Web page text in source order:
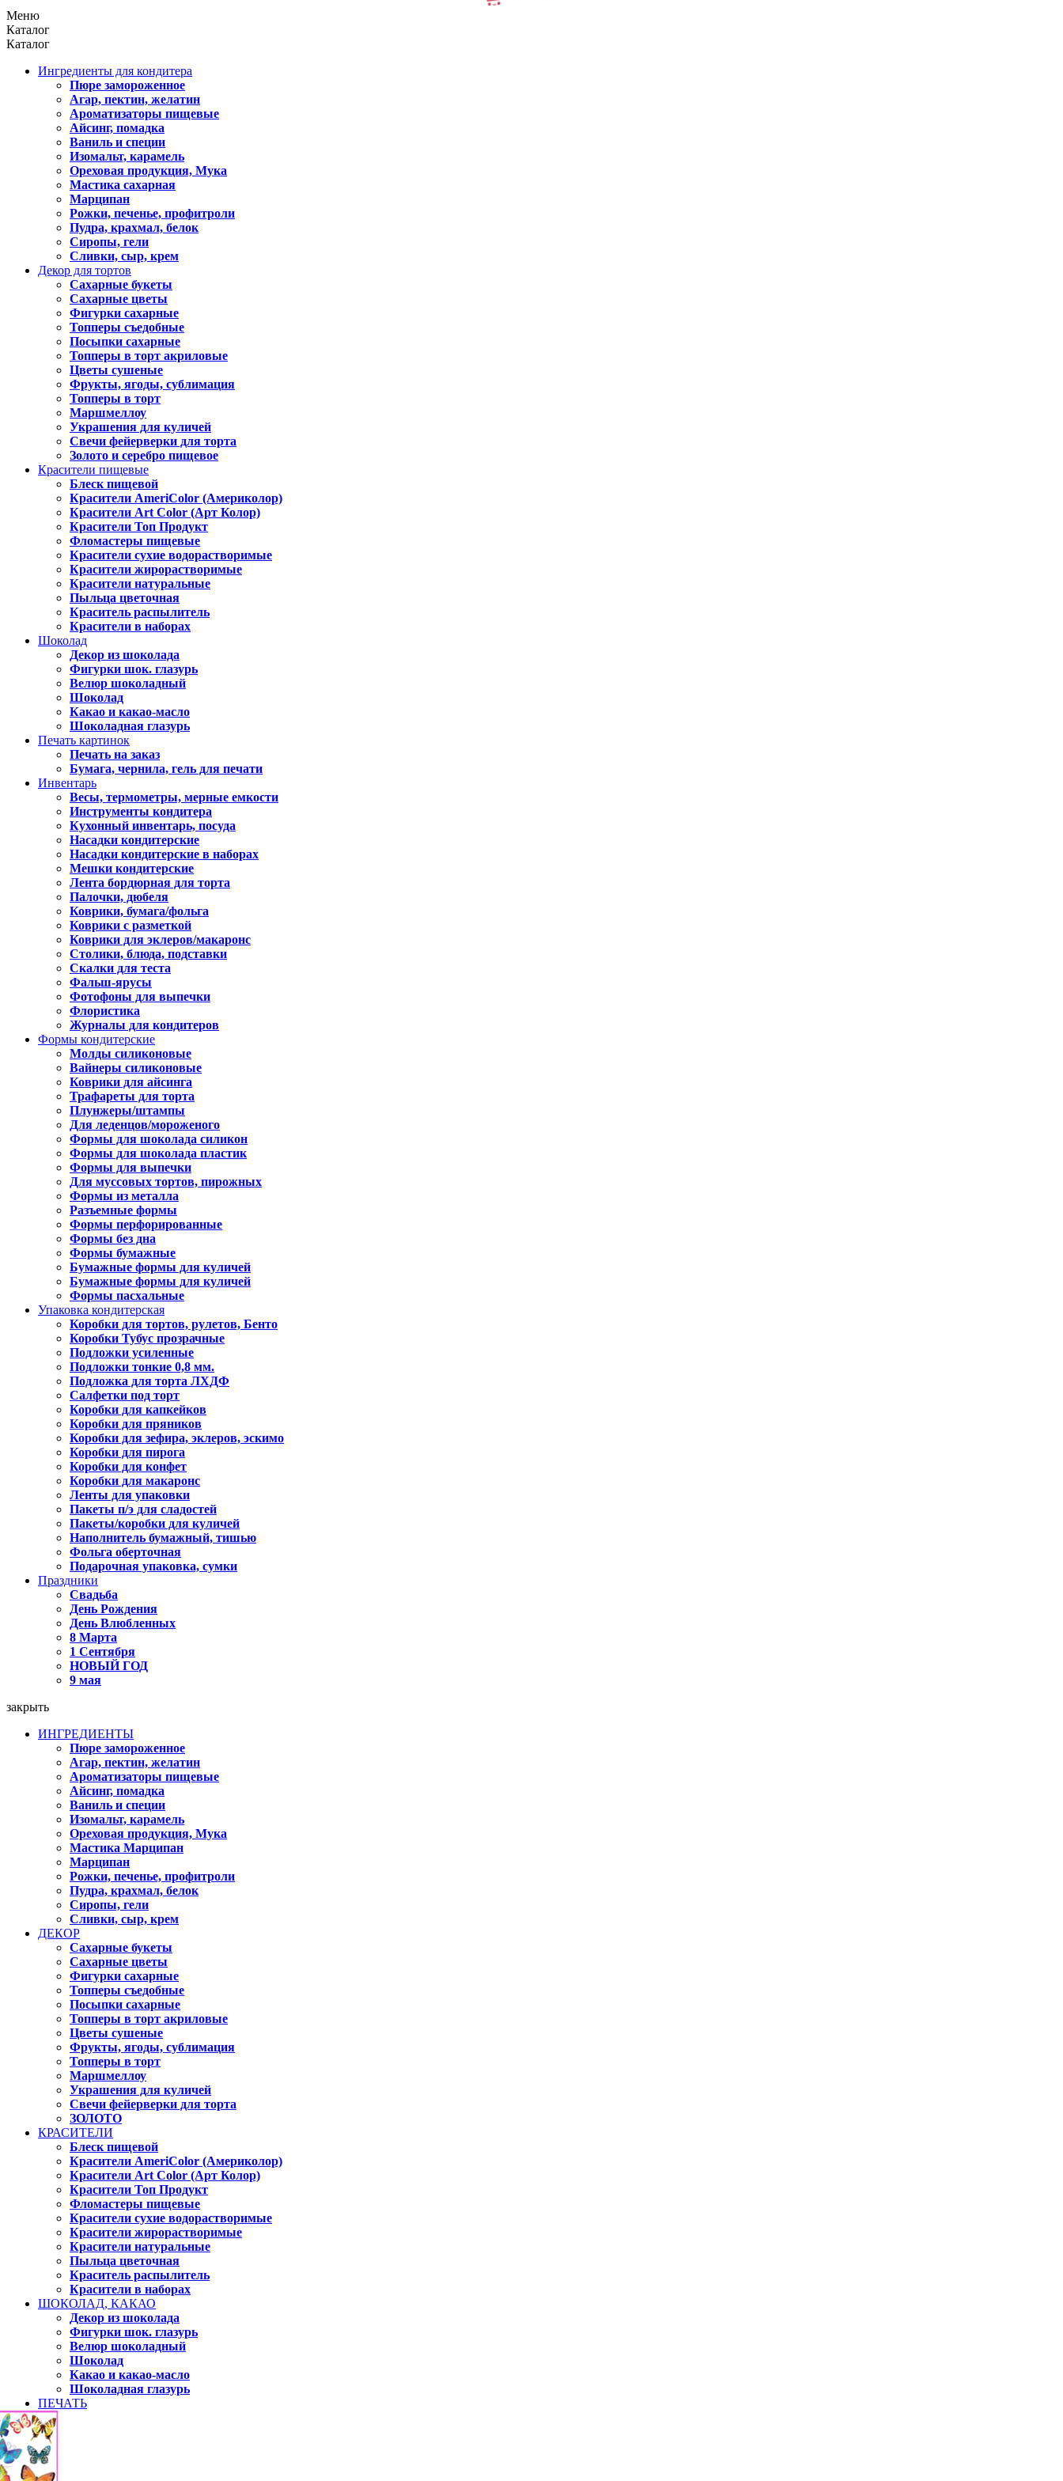
Меню
Каталог
Каталог
Ингредиенты для кондитера
Пюре замороженное
Агар, пектин, желатин
Ароматизаторы пищевые
Айсинг, помадка
Ваниль и специи
Изомальт, карамель
Ореховая продукция, Мука
Мастика сахарная
Марципан
Рожки, печенье, профитроли
Пудра, крахмал, белок
Сиропы, гели
Сливки, сыр, крем
Декор для тортов
Сахарные букеты
Сахарные цветы
Фигурки сахарные
Топперы съедобные
Посыпки сахарные
Топперы в торт акриловые
Цветы сушеные
Фрукты, ягоды, сублимация
Топперы в торт
Маршмеллоу
Украшения для куличей
Свечи фейерверки для торта
Золото и серебро пищевое
Красители пищевые
Блеск пищевой
Красители AmeriColor (Америколор)
Красители Art Color (Арт Колор)
Красители Топ Продукт
Фломастеры пищевые
Красители сухие водорастворимые
Красители жирорастворимые
Красители натуральные
Пыльца цветочная
Краситель распылитель
Красители в наборах
Шоколад
Декор из шоколада
Фигурки шок. глазурь
Велюр шоколадный
Шоколад
Какао и какао-масло
Шоколадная глазурь
Печать картинок
Печать на заказ
Бумага, чернила, гель для печати
Инвентарь
Весы, термометры, мерные емкости
Инструменты кондитера
Кухонный инвентарь, посуда
Насадки кондитерские
Насадки кондитерские в наборах
Мешки кондитерские
Лента бордюрная для торта
Палочки, дюбеля
Коврики, бумага/фольга
Коврики с разметкой
Коврики для эклеров/макаронс
Столики, блюда, подставки
Скалки для теста
Фальш-ярусы
Фотофоны для выпечки
Флористика
Журналы для кондитеров
Формы кондитерские
Молды силиконовые
Вайнеры силиконовые
Коврики для айсинга
Трафареты для торта
Плунжеры/штампы
Для леденцов/мороженого
Формы для шоколада силикон
Формы для шоколада пластик
Формы для выпечки
Для муссовых тортов, пирожных
Формы из металла
Разъемные формы
Формы перфорированные
Формы без дна
Формы бумажные
Бумажные формы для куличей
Бумажные формы для куличей
Формы пасхальные
Упаковка кондитерская
Коробки для тортов, рулетов, Бенто
Коробки Тубус прозрачные
Подложки усиленные
Подложки тонкие 0,8 мм.
Подложка для торта ЛХДФ
Салфетки под торт
Коробки для капкейков
Коробки для пряников
Коробки для зефира, эклеров, эскимо
Коробки для пирога
Коробки для конфет
Коробки для макаронс
Ленты для упаковки
Пакеты п/э для сладостей
Пакеты/коробки для куличей
Наполнитель бумажный, тишью
Фольга оберточная
Подарочная упаковка, сумки
Праздники
Свадьба
День Рождения
День Влюбленных
8 Марта
1 Сентября
НОВЫЙ ГОД
9 мая
закрыть
ИНГРЕДИЕНТЫ
Пюре замороженное
Агар, пектин, желатин
Ароматизаторы пищевые
Айсинг, помадка
Ваниль и специи
Изомальт, карамель
Ореховая продукция, Мука
Мастика Марципан
Марципан
Рожки, печенье, профитроли
Пудра, крахмал, белок
Сиропы, гели
Сливки, сыр, крем
ДЕКОР
Сахарные букеты
Сахарные цветы
Фигурки сахарные
Топперы съедобные
Посыпки сахарные
Топперы в торт акриловые
Цветы сушеные
Фрукты, ягоды, сублимация
Топперы в торт
Маршмеллоу
Украшения для куличей
Свечи фейерверки для торта
ЗОЛОТО
КРАСИТЕЛИ
Блеск пищевой
Красители AmeriColor (Америколор)
Красители Art Color (Арт Колор)
Красители Топ Продукт
Фломастеры пищевые
Красители сухие водорастворимые
Красители жирорастворимые
Красители натуральные
Пыльца цветочная
Краситель распылитель
Красители в наборах
ШОКОЛАД, КАКАО
Декор из шоколада
Фигурки шок. глазурь
Велюр шоколадный
Шоколад
Какао и какао-масло
Шоколадная глазурь
ПЕЧАТЬ